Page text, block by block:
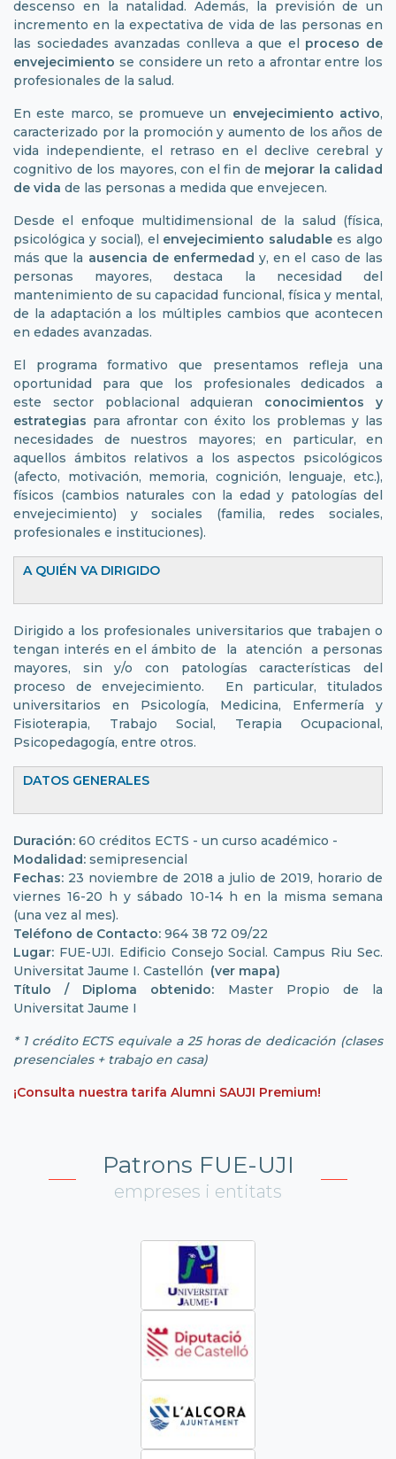
descenso en la natalidad. Además, la previsión de un
incremento en la expectativa de vida de las personas en
las sociedades avanzadas conlleva a que el proceso de
envejecimiento se considere un reto a afrontar entre los
profesionales de la salud.
En este marco, se promueve un envejecimiento activo,
caracterizado por la promoción y aumento de los años de
vida independiente, el retraso en el declive cerebral y
cognitivo de los mayores, con el fin de mejorar la calidad
de vida de las personas a medida que envejecen.
Desde el enfoque multidimensional de la salud (física,
psicológica y social), el envejecimiento saludable es algo
más que la ausencia de enfermedad y, en el caso de las
personas mayores, destaca la necesidad del
mantenimiento de su capacidad funcional, física y mental,
de la adaptación a los múltiples cambios que acontecen
en edades avanzadas.
El programa formativo que presentamos refleja una
oportunidad para que los profesionales dedicados a
este sector poblacional adquieran conocimientos y
estrategias para afrontar con éxito los problemas y las
necesidades de nuestros mayores; en particular, en
aquellos ámbitos relativos a los aspectos psicológicos
(afecto, motivación, memoria, cognición, lenguaje, etc.),
físicos (cambios naturales con la edad y patologías del
envejecimiento) y sociales (familia, redes sociales,
profesionales e instituciones).
A QUIÉN VA DIRIGIDO
Dirigido a los profesionales universitarios que trabajen o
tengan interés en el ámbito de la atención a personas
mayores, sin y/o con patologías características del
proceso de envejecimiento. En particular, titulados
universitarios en Psicología, Medicina, Enfermería y
Fisioterapia, Trabajo Social, Terapia Ocupacional,
Psicopedagogía, entre otros.
DATOS GENERALES
Duración: 60 créditos ECTS - un curso académico -
Modalidad: semipresencial
Fechas: 23 noviembre de 2018 a julio de 2019, horario de
viernes 16-20 h y sábado 10-14 h en la misma semana
(una vez al mes).
Teléfono de Contacto: 964 38 72 09/22
Lugar: FUE-UJI. Edificio Consejo Social. Campus Riu Sec.
Universitat Jaume I. Castellón (ver mapa)
Título / Diploma obtenido: Master Propio de la
Universitat Jaume I
* 1 crédito ECTS equivale a 25 horas de dedicación (clases
presenciales + trabajo en casa)
¡Consulta nuestra tarifa Alumni SAUJI Premium!
Patrons FUE-UJI
empreses i entitats